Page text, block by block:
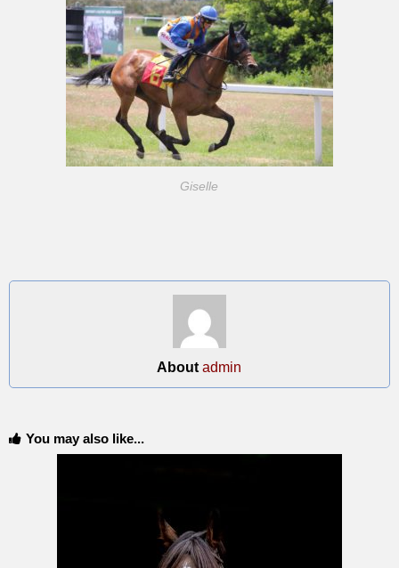
Giselle
Aboutadmin
You may also like...